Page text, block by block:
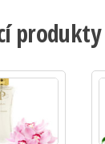
produkty